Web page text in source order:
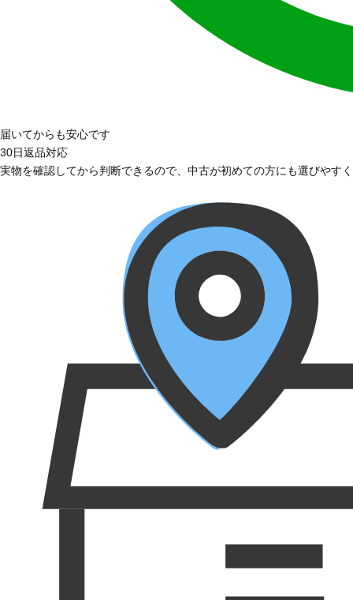
届いてからも安心です
30日返品対応
実物を確認してから判断できるので、中古が初めての方にも選びやす